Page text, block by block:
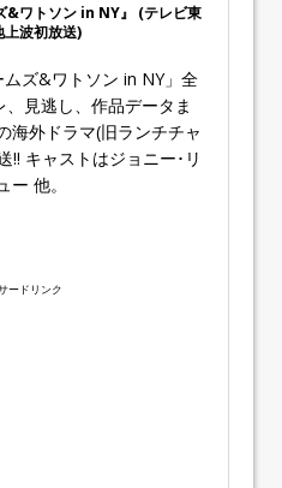
&ワトソン in NY』 (テレビ東
波初放送)
ムズ&ワトソン in NY」全
見逃し、作品データま
海外ドラマ(旧ランチチャ
!! キャストはジョニー･リ
他。
ードリンク